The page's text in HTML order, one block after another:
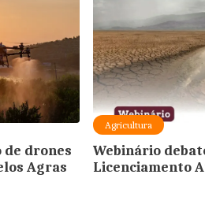
drones
Agras
Agricultura
Webinário
Licenciamento